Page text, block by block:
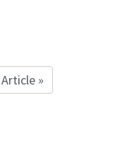
»